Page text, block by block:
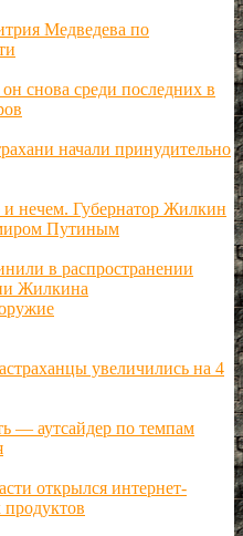
Медведева по
снова среди последних в
начали принудительно
и нечем. Губернатор Жилкин
Путиным
в распространении
Жилкина
увеличились на 4
— аутсайдер по темпам
открылся интернет-